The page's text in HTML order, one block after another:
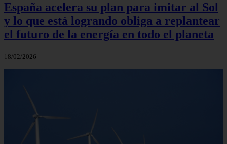
España acelera su plan para imitar al Sol
y lo que está logrando obliga a replantear
el futuro de la energía en todo el planeta
18/02/2026